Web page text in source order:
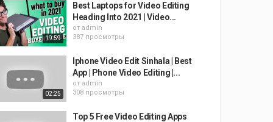
19:59
Best Laptops for Video Editing
Heading Into 2021 | Video...
от admin
387 просмотры
02:25
Iphone Video Edit Sinhala | Best
App | Phone Video Editing |...
от admin
308 просмотры
Top 5 Free Video Editing Apps